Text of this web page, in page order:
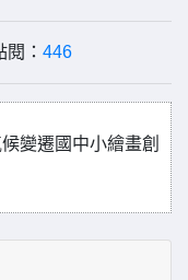
： 446
變遷國中小繪畫創